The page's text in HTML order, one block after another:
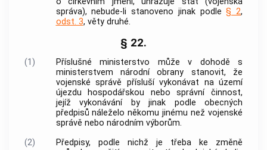
správa), nebude-li stanoveno jinak podle§ 2,
odst. 3, věty druhé.
§ 22.
(1)
Příslušné ministerstvo může v dohodě s
ministerstvem národní obrany stanovit, že
vojenské správě přísluší vykonávat na území
újezdu hospodářskou nebo správní činnost,
jejíž vykonávání by jinak podle obecných
předpisů náleželo někomu jinému než vojenské
správě nebo národním výborům.
(2)
Předpisy, podle nichž je třeba ke změně